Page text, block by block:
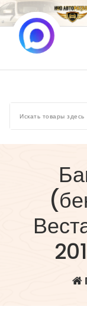
Перейти
к
содержимому